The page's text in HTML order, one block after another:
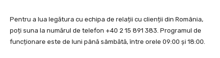
Pentru a lua legătura cu echipa de relații cu clienții din România,
poți suna la numărul de telefon +40 2 15 891 383. Programul de
funcționare este de luni până sâmbătă, între orele 09:00 și 18:00.